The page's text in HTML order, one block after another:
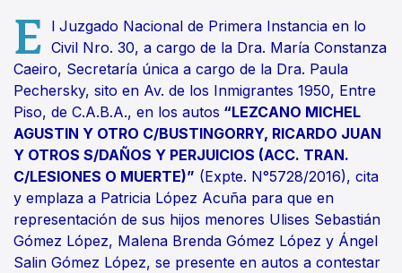
E l Juzgado Nacional de Primera Instancia en lo
Civil Nro. 30, a cargo de la Dra. María Constanza
Caeiro, Secretaría única a cargo de la Dra. Paula
Pechersky, sito en Av. de los Inmigrantes 1950, Entre
Piso, de C.A.B.A., en los autos “LEZCANO MICHEL
AGUSTIN Y OTRO C/BUSTINGORRY, RICARDO JUAN
Y OTROS S/DAÑOS Y PERJUICIOS (ACC. TRAN.
C/LESIONES O MUERTE)” (Expte. N°5728/2016), cita
y emplaza a Patricia López Acuña para que en
representación de sus hijos menores Ulises Sebastián
Gómez López, Malena Brenda Gómez López y Ángel
Salin Gómez López, se presente en autos a contestar